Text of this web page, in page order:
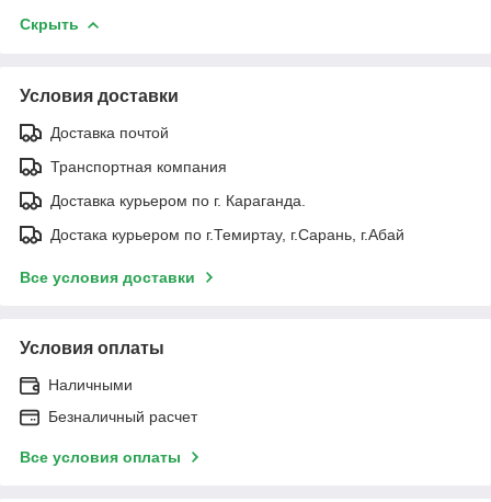
Скрыть
Условия доставки
Доставка почтой
Транспортная компания
Доставка курьером по г. Караганда.
Достака курьером по г.Темиртау, г.Сарань, г.Абай
Все условия доставки
Условия оплаты
Наличными
Безналичный расчет
Все условия оплаты